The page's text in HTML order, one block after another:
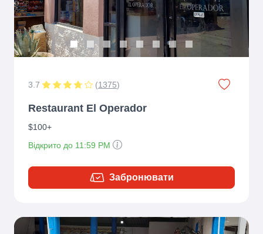
3.7 (1375)
Restaurant El Operador
$100+
Відкрито до 11:59 PM
Забронювати